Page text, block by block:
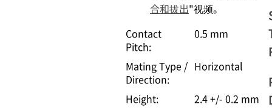
合和拔出"视频。
Contact
Pitch:
0.5 mm
Mating Type /
Direction:
Horizontal
Height:
2.4 +/- 0.2 mm